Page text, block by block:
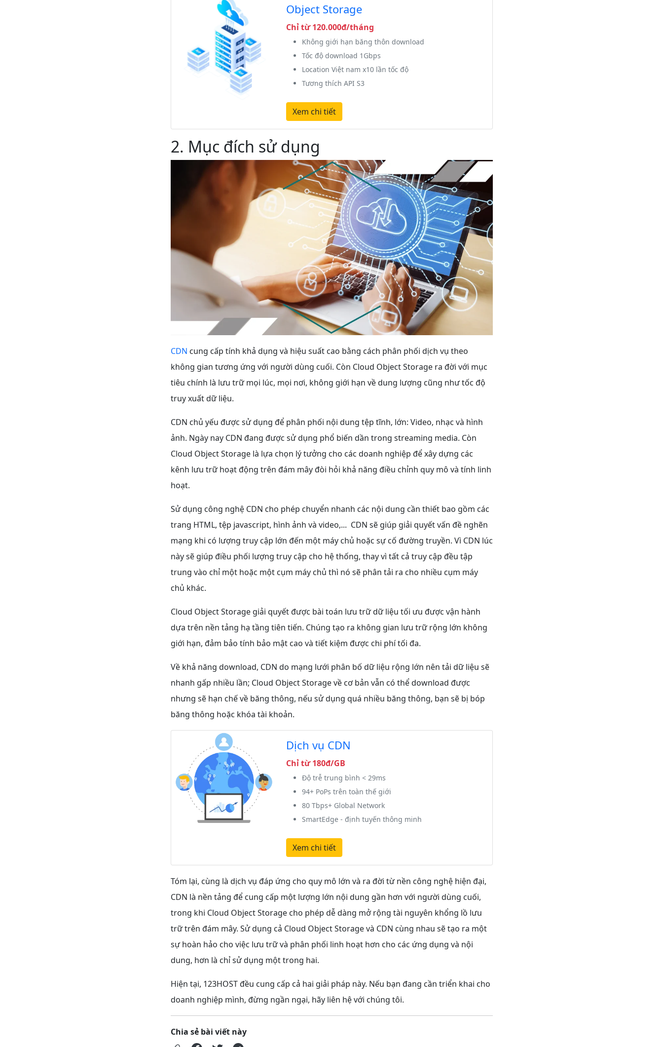
Object Storage
Chỉ từ 120.000đ/tháng
Không giới hạn băng thôn download
Tốc độ download 1Gbps
Location Việt nam x10 lần tốc độ
Tương thích API S3
Xem chi tiết
2. Mục đích sử dụng
CDN cung cấp tính khả dụng và hiệu suất cao bằng cách phân phối dịch vụ theo
không gian tương ứng với người dùng cuối. Còn Cloud Object Storage ra đời với mục
tiêu chính là lưu trữ mọi lúc, mọi nơi, không giới hạn về dung lượng cũng như tốc độ
truy xuất dữ liệu.
CDN chủ yếu được sử dụng để phân phối nội dung tệp tĩnh, lớn: Video, nhạc và hình
ảnh. Ngày nay CDN đang được sử dụng phổ biến dần trong streaming media. Còn
Cloud Object Storage là lựa chọn lý tưởng cho các doanh nghiệp để xây dựng các
kênh lưu trữ hoạt động trên đám mây đòi hỏi khả năng điều chỉnh quy mô và tính linh
hoạt.
Sử dụng công nghệ CDN cho phép chuyển nhanh các nội dung cần thiết bao gồm các
trang HTML, tệp javascript, hình ảnh và video,... CDN sẽ giúp giải quyết vấn đề nghẽn
mạng khi có lượng truy cập lớn đến một máy chủ hoặc sự cố đường truyền. Vì CDN lúc
này sẽ giúp điều phối lượng truy cập cho hệ thống, thay vì tất cả truy cập đều tập
trung vào chỉ một hoặc một cụm máy chủ thì nó sẽ phân tải ra cho nhiều cụm máy
chủ khác.
Cloud Object Storage giải quyết được bài toán lưu trữ dữ liệu tối ưu được vận hành
dựa trên nền tảng hạ tầng tiên tiến. Chúng tạo ra không gian lưu trữ rộng lớn không
giới hạn, đảm bảo tính bảo mật cao và tiết kiệm được chi phí tối đa.
Về khả năng download, CDN do mạng lưới phân bố dữ liệu rộng lớn nên tải dữ liệu sẽ
nhanh gấp nhiều lần; Cloud Object Storage về cơ bản vẫn có thể download được
nhưng sẽ hạn chế về băng thông, nếu sử dụng quá nhiều băng thông, bạn sẽ bị bóp
băng thông hoặc khóa tài khoản.
Dịch vụ CDN
Chỉ từ 180đ/GB
Độ trễ trung bình < 29ms
94+ PoPs trên toàn thế giới
80 Tbps+ Global Network
SmartEdge - định tuyến thông minh
Xem chi tiết
Tóm lại, cùng là dịch vụ đáp ứng cho quy mô lớn và ra đời từ nền công nghệ hiện đại,
CDN là nền tảng để cung cấp một lượng lớn nội dung gần hơn với người dùng cuối,
trong khi Cloud Object Storage cho phép dễ dàng mở rộng tài nguyên khổng lồ lưu
trữ trên đám mây. Sử dụng cả Cloud Object Storage và CDN cùng nhau sẽ tạo ra một
sự hoàn hảo cho việc lưu trữ và phân phối linh hoạt hơn cho các ứng dụng và nội
dung, hơn là chỉ sử dụng một trong hai.
Hiện tại, 123HOST đều cung cấp cả hai giải pháp này. Nếu bạn đang cần triển khai cho
doanh nghiệp mình, đừng ngần ngại, hãy liên hệ với chúng tôi.
Chia sẻ bài viết này